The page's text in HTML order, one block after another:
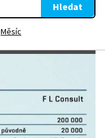
Hledat
Měsíc